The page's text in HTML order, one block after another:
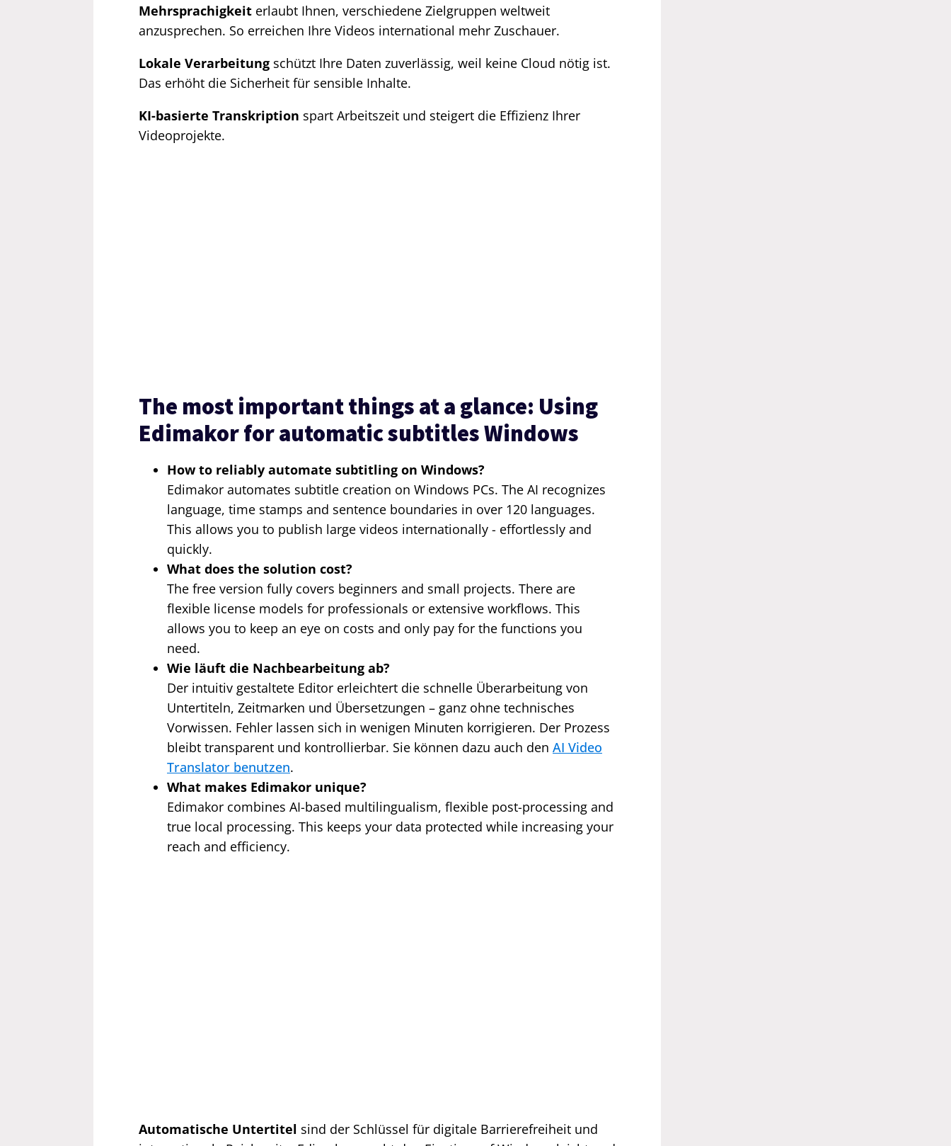
Mehrsprachigkeit erlaubt Ihnen, verschiedene Zielgruppen weltweit
anzusprechen. So erreichen Ihre Videos international mehr Zuschauer.
Lokale Verarbeitung schützt Ihre Daten zuverlässig, weil keine Cloud nötig ist.
Das erhöht die Sicherheit für sensible Inhalte.
KI-basierte Transkription spart Arbeitszeit und steigert die Effizienz Ihrer
Videoprojekte.
The most important things at a glance: Using
Edimakor for automatic subtitles Windows
How to reliably automate subtitling on Windows?
Edimakor automates subtitle creation on Windows PCs. The AI recognizes
language, time stamps and sentence boundaries in over 120 languages.
This allows you to publish large videos internationally - effortlessly and
quickly.
What does the solution cost?
The free version fully covers beginners and small projects. There are
flexible license models for professionals or extensive workflows. This
allows you to keep an eye on costs and only pay for the functions you
need.
Wie läuft die Nachbearbeitung ab?
Der intuitiv gestaltete Editor erleichtert die schnelle Überarbeitung von
Untertiteln, Zeitmarken und Übersetzungen – ganz ohne technisches
Vorwissen. Fehler lassen sich in wenigen Minuten korrigieren. Der Prozess
bleibt transparent und kontrollierbar. Sie können dazu auch den AI Video
Translator benutzen.
What makes Edimakor unique?
Edimakor combines AI-based multilingualism, flexible post-processing and
true local processing. This keeps your data protected while increasing your
reach and efficiency.
Automatische Untertitel sind der Schlüssel für digitale Barrierefreiheit und